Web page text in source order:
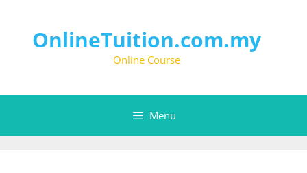
OnlineTuition.com.my
Online Course
Menu